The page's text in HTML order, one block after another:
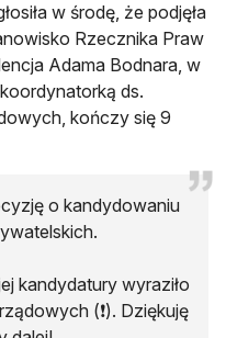
w środę, że podjęła
Rzecznika Praw
Adama Bodnara, w
ds.
kończy się 9
o kandydowaniu
kandydatury wyraziło
(❗️). Dziękuję